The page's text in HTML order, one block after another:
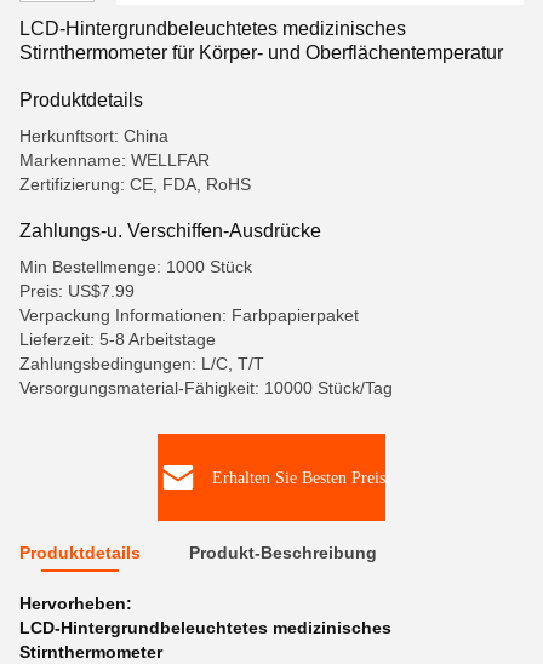
LCD-Hintergrundbeleuchtetes medizinisches
Stirnthermometer für Körper- und Oberflächentemperatur
Produktdetails
Herkunftsort: China
Markenname: WELLFAR
Zertifizierung: CE, FDA, RoHS
Zahlungs-u. Verschiffen-Ausdrücke
Min Bestellmenge: 1000 Stück
Preis: US$7.99
Verpackung Informationen: Farbpapierpaket
Lieferzeit: 5-8 Arbeitstage
Zahlungsbedingungen: L/C, T/T
Versorgungsmaterial-Fähigkeit: 10000 Stück/Tag
Erhalten Sie Besten Preis
Produktdetails Produkt-Beschreibung
Hervorheben:
LCD-Hintergrundbeleuchtetes medizinisches
Stirnthermometer